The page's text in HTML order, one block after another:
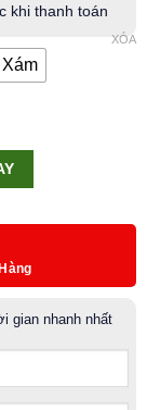
khi thanh toán
XÓA
gian nhanh nhất